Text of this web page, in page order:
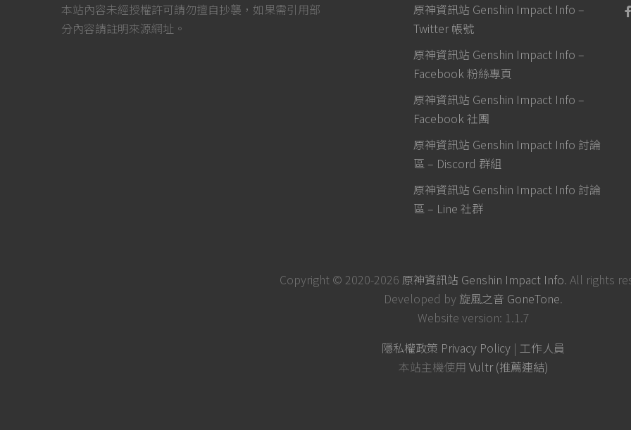
本站內容未經授權許可請勿擅自抄襲，如果需引用部
分內容請註明來源網址。
原神資訊站 Genshin Impact Info –
Twitter 帳號
原神資訊站 Genshin Impact Info –
Facebook 粉絲專頁
原神資訊站 Genshin Impact Info –
Facebook 社團
原神資訊站 Genshin Impact Info 討論
區 – Discord 群組
原神資訊站 Genshin Impact Info 討論
區 – Line 社群
Copyright © 2020-2026 原神資訊站 Genshin Impact Info. All rights
Developed by 旋風之音 GoneTone.
Website version: 1.1.7
隱私權政策 Privacy Policy | 工作人員
本站主機使用 Vultr (推薦連結)